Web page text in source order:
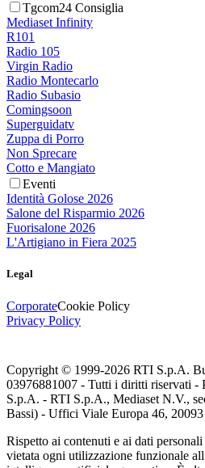
Tgcom24 Consiglia
Mediaset Infinity
R101
Radio 105
Virgin Radio
Radio Montecarlo
Radio Subasio
Comingsoon
Superguidatv
Zuppa di Porro
Non Sprecare
Cotto e Mangiato
Eventi
Identità Golose 2026
Salone del Risparmio 2026
Fuorisalone 2026
L'Artigiano in Fiera 2025
Legal
CorporateCookie Policy
Privacy Policy
Copyright © 1999-2026 RTI S.p.A.
03976881007 - Tutti i diritti riservati -
S.p.A. - RTI S.p.A., Mediaset N.V.,
Bassi) - Uffici Viale Europa 46,
Rispetto ai contenuti e ai dati
vietata ogni utilizzazione funzionale